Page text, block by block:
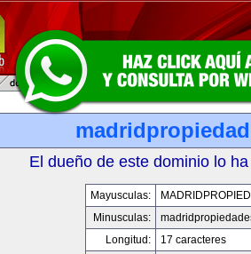
El dueño de este dominio lo
Mayusculas:
Minusculas:
Longitud:
17 caracteres